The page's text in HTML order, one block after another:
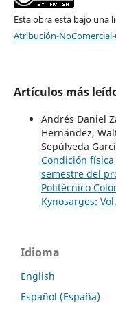
Esta obra está bajo una
Atribución-
Artículos más
Andrés Daniel
Hernández,
Sepúlveda
Condición
semestre del
Politécnico
Kynosarges:
Idioma
English
Español (España)